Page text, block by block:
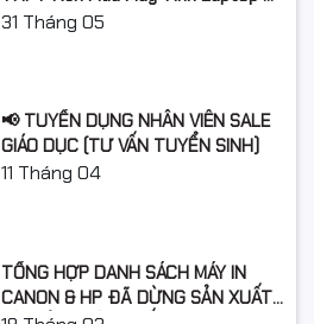
Năm Học 2026 - 2027?
31 Tháng 05
📢 TUYỂN DỤNG NHÂN VIÊN SALE
GIÁO DỤC (TƯ VẤN TUYỂN SINH)
11 Tháng 04
TỔNG HỢP DANH SÁCH MÁY IN
CANON & HP ĐÃ DỪNG SẢN XUẤT: